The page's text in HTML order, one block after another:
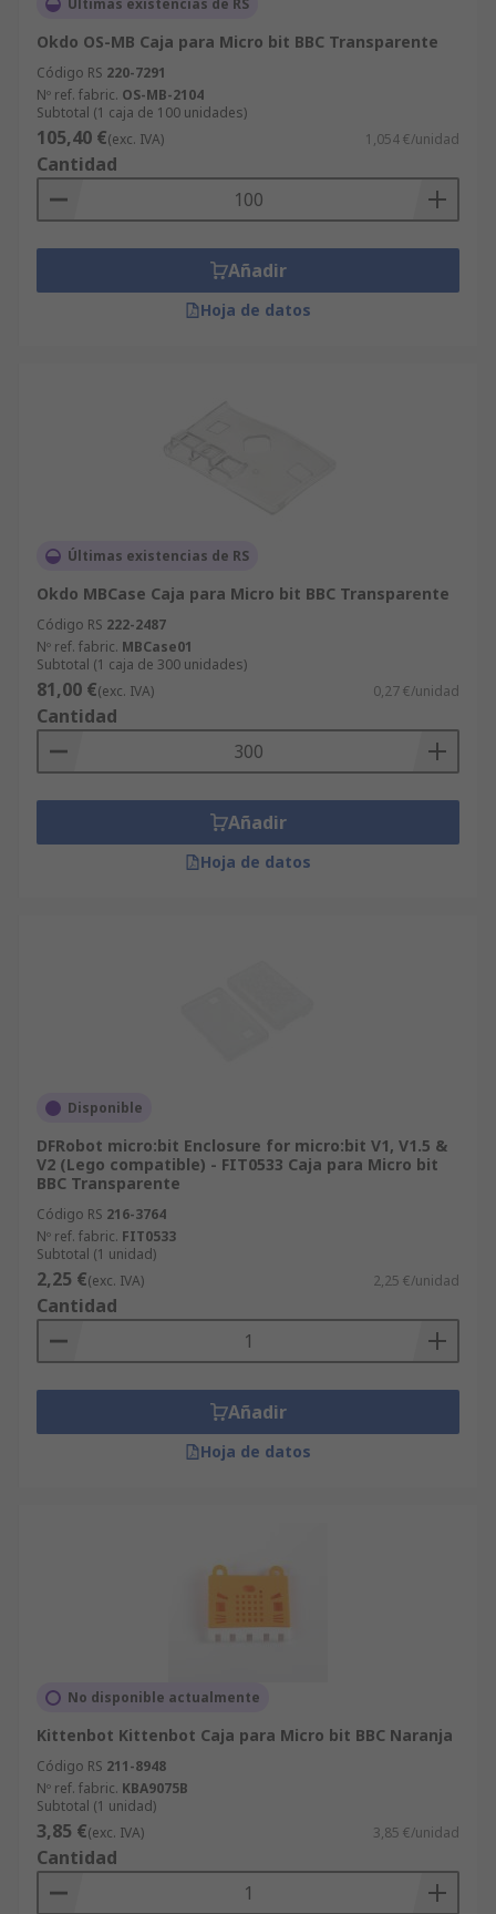
Últimas existencias de RS
Okdo OS-MB Caja para Micro bit BBC Transparente
Código RS 220-7291
Nº ref. fabric. OS-MB-2104
Subtotal (1 caja de 100 unidades)
105,40 €(exc. IVA) 1,054 €/unidad
Cantidad
Añadir
Hoja de datos
Últimas existencias de RS
Okdo MBCase Caja para Micro bit BBC Transparente
Código RS 222-2487
Nº ref. fabric. MBCase01
Subtotal (1 caja de 300 unidades)
81,00 €(exc. IVA) 0,27 €/unidad
Cantidad
Añadir
Hoja de datos
Disponible
DFRobot micro:bit Enclosure for micro:bit V1, V1.5 &
V2 (Lego compatible) - FIT0533 Caja para Micro bit
BBC Transparente
Código RS 216-3764
Nº ref. fabric. FIT0533
Subtotal (1 unidad)
2,25 €(exc. IVA) 2,25 €/unidad
Cantidad
Añadir
Hoja de datos
No disponible actualmente
Kittenbot Kittenbot Caja para Micro bit BBC Naranja
Código RS 211-8948
Nº ref. fabric. KBA9075B
Subtotal (1 unidad)
3,85 €(exc. IVA) 3,85 €/unidad
Cantidad